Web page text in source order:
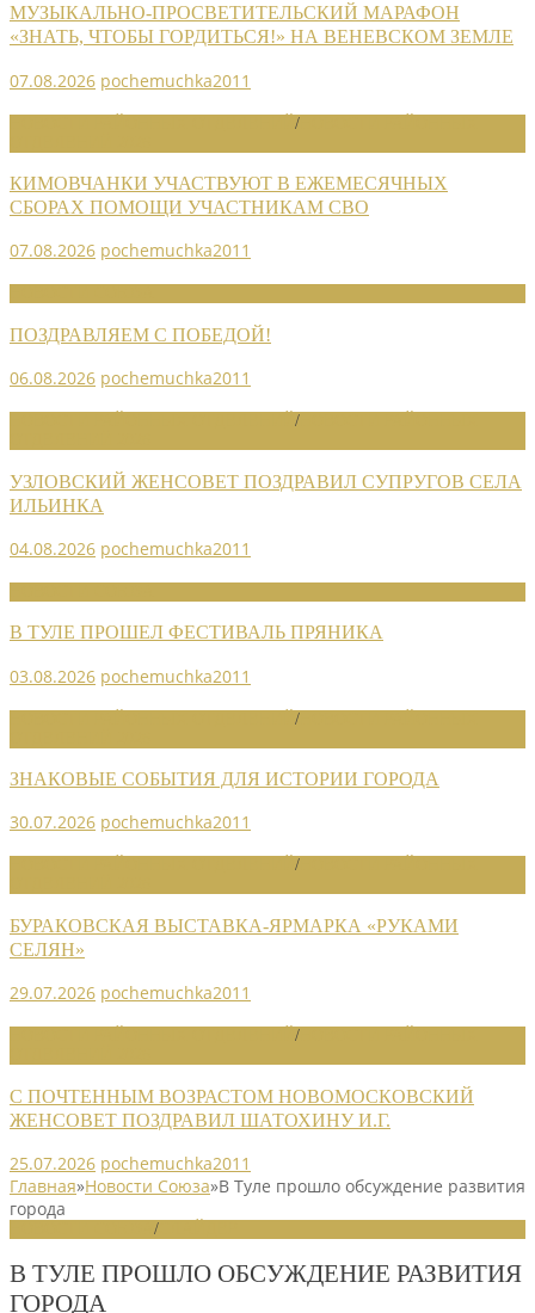
МУЗЫКАЛЬНО-ПРОСВЕТИТЕЛЬСКИЙ МАРАФОН
«ЗНАТЬ, ЧТОБЫ ГОРДИТЬСЯ!» НА ВЕНЕВСКОМ ЗЕМЛЕ
07.08.2026 pochemuchka2011
/
КИМОВЧАНКИ УЧАСТВУЮТ В ЕЖЕМЕСЯЧНЫХ
СБОРАХ ПОМОЩИ УЧАСТНИКАМ СВО
07.08.2026 pochemuchka2011
ПОЗДРАВЛЯЕМ С ПОБЕДОЙ!
06.08.2026 pochemuchka2011
/
УЗЛОВСКИЙ ЖЕНСОВЕТ ПОЗДРАВИЛ СУПРУГОВ СЕЛА
ИЛЬИНКА
04.08.2026 pochemuchka2011
В ТУЛЕ ПРОШЕЛ ФЕСТИВАЛЬ ПРЯНИКА
03.08.2026 pochemuchka2011
/
ЗНАКОВЫЕ СОБЫТИЯ ДЛЯ ИСТОРИИ ГОРОДА
30.07.2026 pochemuchka2011
/
БУРАКОВСКАЯ ВЫСТАВКА-ЯРМАРКА «РУКАМИ
СЕЛЯН»
29.07.2026 pochemuchka2011
/
С ПОЧТЕННЫМ ВОЗРАСТОМ НОВОМОСКОВСКИЙ
ЖЕНСОВЕТ ПОЗДРАВИЛ ШАТОХИНУ И.Г.
25.07.2026 pochemuchka2011
Главная»Новости Союза»В Туле прошло обсуждение развития
города
/
В ТУЛЕ ПРОШЛО ОБСУЖДЕНИЕ РАЗВИТИЯ
ГОРОДА